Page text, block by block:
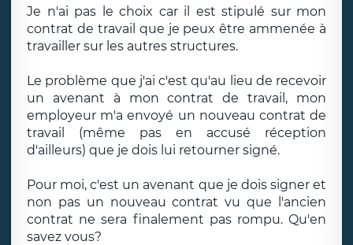
Je n'ai pas le choix car il est stipulé sur mon
contrat de travail que je peux être ammenée à
travailler sur les autres structures.
Le problème que j'ai c'est qu'au lieu de recevoir
un avenant à mon contrat de travail, mon
employeur m'a envoyé un nouveau contrat de
travail (même pas en accusé réception
d'ailleurs) que je dois lui retourner signé.
Pour moi, c'est un avenant que je dois signer et
non pas un nouveau contrat vu que l'ancien
contrat ne sera finalement pas rompu. Qu'en
savez vous?